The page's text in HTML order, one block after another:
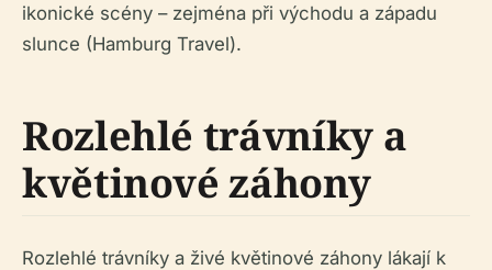
ikonické scény – zejména při východu a západu
slunce (Hamburg Travel).
Rozlehlé trávníky a
květinové záhony
Rozlehlé trávníky a živé květinové záhony lákají k